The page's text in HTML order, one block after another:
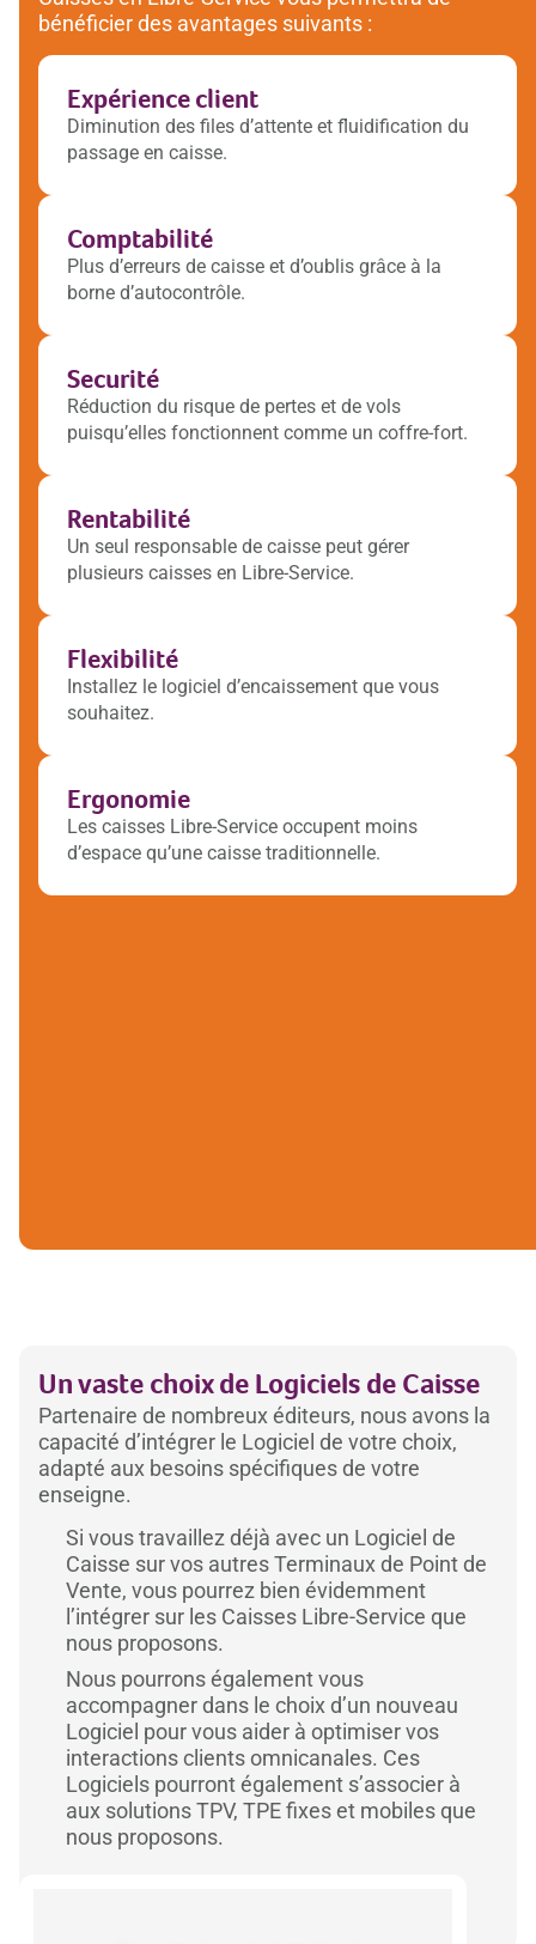
bénéficier des avantages suivants :
Expérience client
Diminution des files d’attente et fluidification du
passage en caisse.
Comptabilité
Plus d’erreurs de caisse et d’oublis grâce à la
borne d’autocontrôle.
Securité
Réduction du risque de pertes et de vols
puisqu’elles fonctionnent comme un coffre-fort.
Rentabilité
Un seul responsable de caisse peut gérer
plusieurs caisses en Libre-Service.
Flexibilité
Installez le logiciel d’encaissement que vous
souhaitez.
Ergonomie
Les caisses Libre-Service occupent moins
d’espace qu’une caisse traditionnelle.
Un vaste choix de Logiciels de Caisse
Partenaire de nombreux éditeurs, nous avons la
capacité d’intégrer le Logiciel de votre choix,
adapté aux besoins spécifiques de votre
enseigne. ​
Si vous travaillez déjà avec un Logiciel de
Caisse sur vos autres Terminaux de Point de
Vente, vous pourrez bien évidemment
l’intégrer sur les Caisses Libre-Service que
nous proposons.
Nous pourrons également vous
accompagner dans le choix d’un nouveau
Logiciel pour vous aider à optimiser vos
interactions clients omnicanales. Ces
Logiciels pourront également s’associer à
aux solutions TPV, TPE fixes et mobiles que
nous proposons.